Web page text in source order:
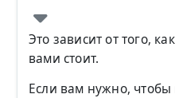
Это зависит от того,
вами стоит.
Если вам нужно, чтобы